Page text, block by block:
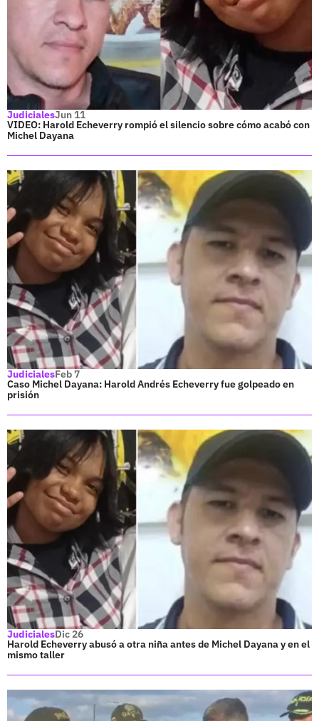
JudicialesJun 11
VIDEO: Harold Echeverry rompió el silencio sobre cómo acabó con
Michel Dayana
JudicialesFeb 7
Caso Michel Dayana: Harold Andrés Echeverry fue golpeado en
prisión
JudicialesDic 26
Harold Echeverry abusó a otra niña antes de Michel Dayana y en el
mismo taller